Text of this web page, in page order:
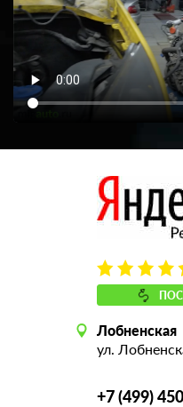
Лобненская
ул.
+7 (499)